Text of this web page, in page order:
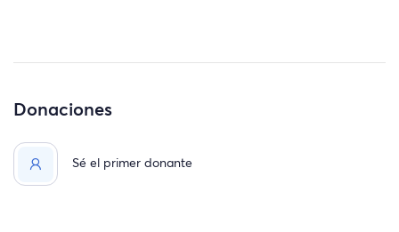
Donaciones
Sé el primer donante